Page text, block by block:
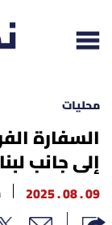
إقرأ الجريدة
لبنان
محليات
السفارة
إلى جانب
09 . 08 . 2025